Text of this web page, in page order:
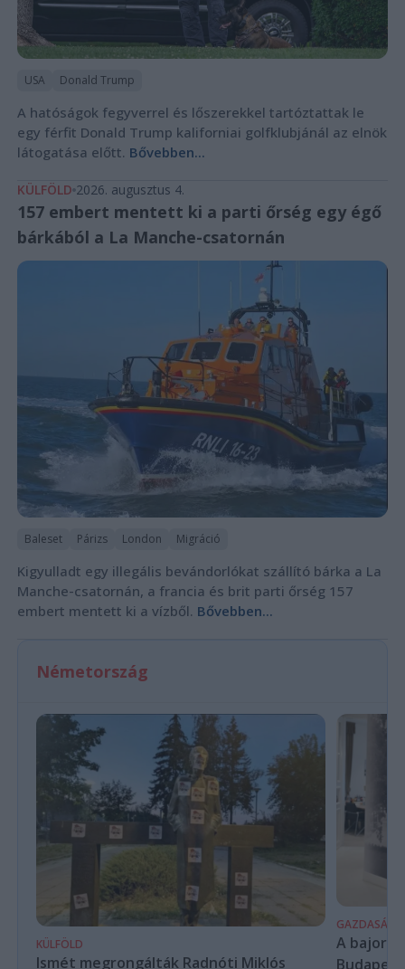
USA Donald Trump
A hatóságok fegyverrel és lőszerekkel tartóztattak le
egy férfit Donald Trump kaliforniai golfklubjánál az elnök
látogatása előtt. Bővebben...
KÜLFÖLD 2026. augusztus 4.
157 embert mentett ki a parti őrség egy égő
bárkából a La Manche-csatornán
Baleset Párizs London Migráció
Kigyulladt egy illegális bevándorlókat szállító bárka a La
Manche-csatornán, a francia és brit parti őrség 157
embert mentett ki a vízből. Bővebben...
Németország
KÜLFÖLD
Ismét megrongálták Radnóti Miklós
GAZDASÁG
A bajor